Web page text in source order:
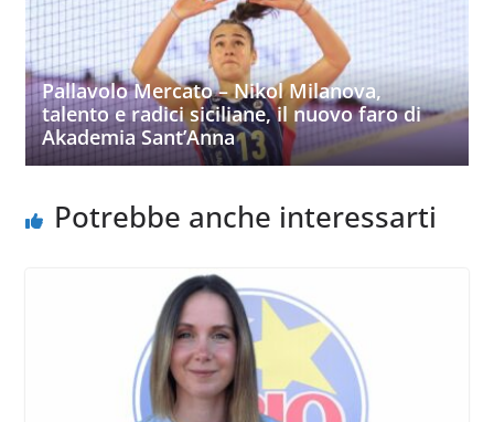
Pallavolo Mercato – Nikol Milanova,
talento e radici siciliane, il nuovo faro di
Akademia Sant’Anna
Potrebbe anche interessarti